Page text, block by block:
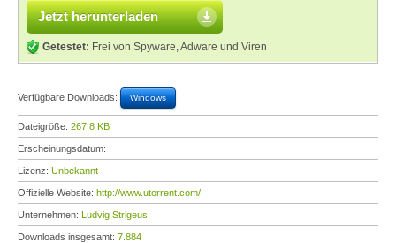
Jetzt herunterladen
Getestet: Frei von Spyware, Adware und Viren
Verfügbare Downloads: Windows
Dateigröße: 267,8 KB
Erscheinungsdatum:
Lizenz: Unbekannt
Offizielle Website: http://www.utorrent.com/
Unternehmen: Ludvig Strigeus
Downloads insgesamt: 7.884